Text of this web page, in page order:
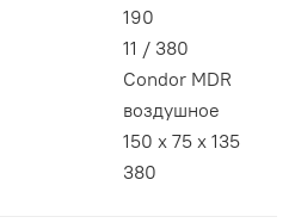
190
11 / 380
Condor MDR
воздушное
150 х 75 х 135
380